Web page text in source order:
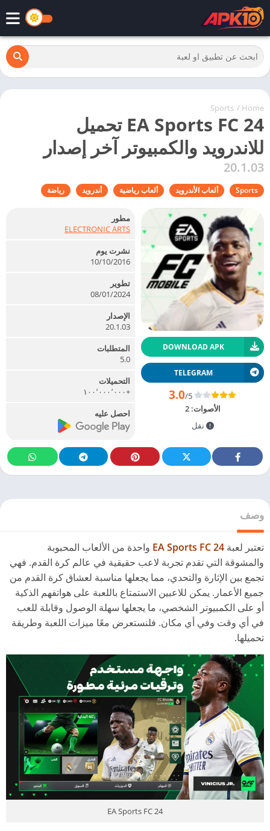
Home
/
Sports
EA Sports FC 24 تحميل
للاندرويد والكمبيوتر آخر إصدار
20.1.03
Sports ألعاب الأندرويد ألعاب رياضية أندرويد رياضة
DOWNLOAD APK
TELEGRAM
3.0/5
الأصوات:2
نقل
مطور
ELECTRONIC ARTS
نشرت يوم
10/10/2016
تطوير
08/01/2024
الإصدار
20.1.03
المتطلبات
5.0
التحميلات
+١٠٠٬٠٠٠٬٠٠٠
احصل عليه
وصف
تعتبر لعبة EA Sports FC 24 واحدة من الألعاب المحبوبة
والمشوقة التي تقدم تجربة لاعب حقيقية في عالم كرة القدم. فهي
تجمع بين الإثارة والتحدي، مما يجعلها مناسبة لعشاق كرة القدم من
جميع الأعمار. يمكن للاعبين الاستمتاع باللعبة على هواتفهم الذكية
أو على الكمبيوتر الشخصي، ما يجعلها سهلة الوصول وقابلة للعب
في أي وقت وفي أي مكان. فلنستعرض معًا ميزات اللعبة وطريقة
تحميلها.
EA Sports FC 24